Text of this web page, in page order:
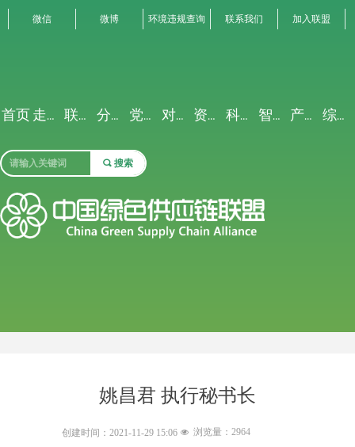
首页 走进联盟 联盟动态 分析解读 党建专栏 对外交流 资源禀赋 科研创新 智能聚合 产业生态 综合服务
끠 搜索
微信 微博 环境违规查询 联系我们 加入联盟
姚昌君 执行秘书长
创建时间： 2021-11-29 15:06 넶 浏览量： 2964